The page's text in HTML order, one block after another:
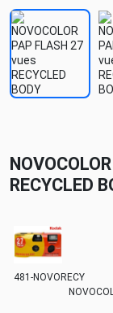
RECYCLED
481-NOVORECY